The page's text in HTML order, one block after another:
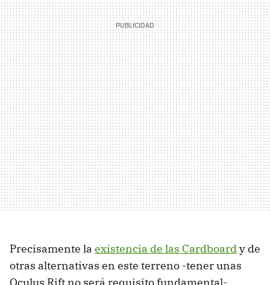
Precisamente la existencia de las Cardboardy de
otras alternativas en este terreno -tener unas